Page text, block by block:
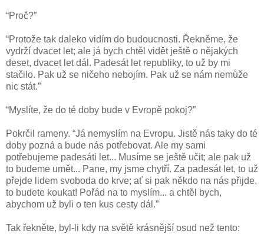
“Proč?”
“Protože tak daleko vidím do budoucnosti. Řekněme, že
vydrží dvacet let; ale já bych chtěl vidět ještě o nějakých
deset, dvacet let dál. Padesát let republiky, to už by mi
stačilo. Pak už se ničeho nebojím. Pak už se nám nemůže
nic stát.”
“Myslíte, že do té doby bude v Evropě pokoj?”
Pokrčil rameny. “Já nemyslím na Evropu. Jistě nás taky do té
doby pozná a bude nás potřebovat. Ale my sami
potřebujeme padesáti let... Musíme se ještě učit; ale pak už
to budeme umět... Pane, my jsme chytří. Za padesát let, to už
přejde lidem svoboda do krve; ať si pak někdo na nás přijde,
to budete koukat! Pořád na to myslím... a chtěl bych,
abychom už byli o ten kus cesty dál.”
Tak řekněte, byl-li kdy na světě krásnější osud než tento: